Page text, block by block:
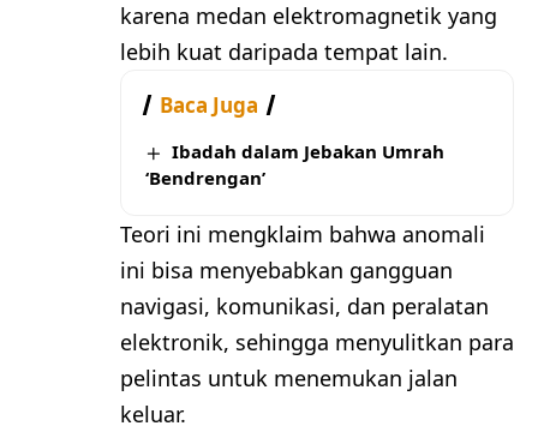
karena medan elektromagnetik yang
lebih kuat daripada tempat lain.
Baca Juga
Ibadah dalam Jebakan Umrah
‘Bendrengan’
Teori ini mengklaim bahwa anomali
ini bisa menyebabkan gangguan
navigasi, komunikasi, dan peralatan
elektronik, sehingga menyulitkan para
pelintas untuk menemukan jalan
keluar.